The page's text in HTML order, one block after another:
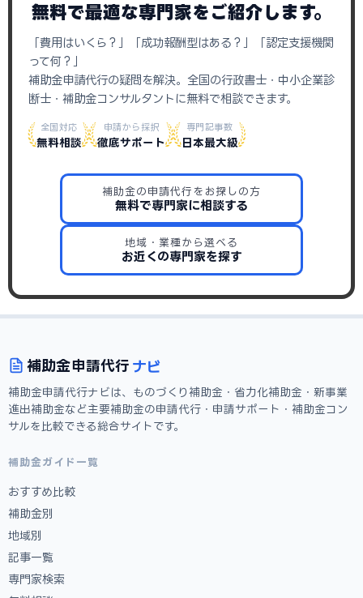
無料で最適な専門家をご紹介します。
「費用はいくら？」「成功報酬型はある？」「認定支援機関
って何？」
補助金申請代行の疑問を解決。全国の行政書士・中小企業診
断士・補助金コンサルタントに無料で相談できます。
全国対応
無料相談
申請から採択
徹底サポート
専門記事数
日本最大級
補助金の申請代行をお探しの方
無料で専門家に相談する
地域・業種から選べる
お近くの専門家を探す
補助金申請代行 ナビ
補助金申請代行ナビは、ものづくり補助金・省力化補助金・新事業
進出補助金など主要補助金の申請代行・申請サポート・補助金コン
サルを比較できる総合サイトです。
補助金ガイド一覧
おすすめ比較
補助金別
地域別
記事一覧
専門家検索